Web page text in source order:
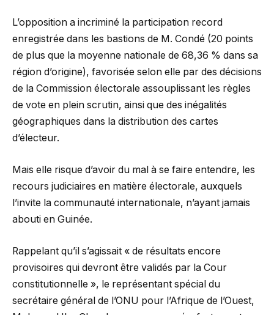
L’opposition a incriminé la participation record
enregistrée dans les bastions de M. Condé (20 points
de plus que la moyenne nationale de 68,36 % dans sa
région d’origine), favorisée selon elle par des décisions
de la Commission électorale assouplissant les règles
de vote en plein scrutin, ainsi que des inégalités
géographiques dans la distribution des cartes
d’électeur.
Mais elle risque d’avoir du mal à se faire entendre, les
recours judiciaires en matière électorale, auxquels
l’invite la communauté internationale, n’ayant jamais
abouti en Guinée.
Rappelant qu’il s’agissait « de résultats encore
provisoires qui devront être validés par la Cour
constitutionnelle », le représentant spécial du
secrétaire général de l’ONU pour l’Afrique de l’Ouest,